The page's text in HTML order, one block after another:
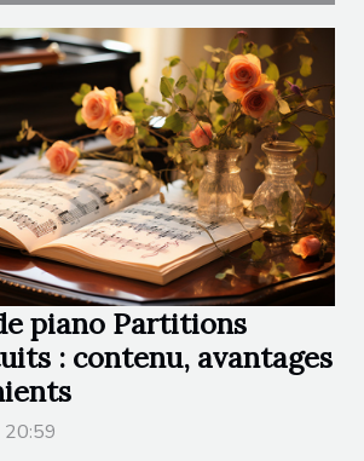
piano Partitions
: contenu, avantages